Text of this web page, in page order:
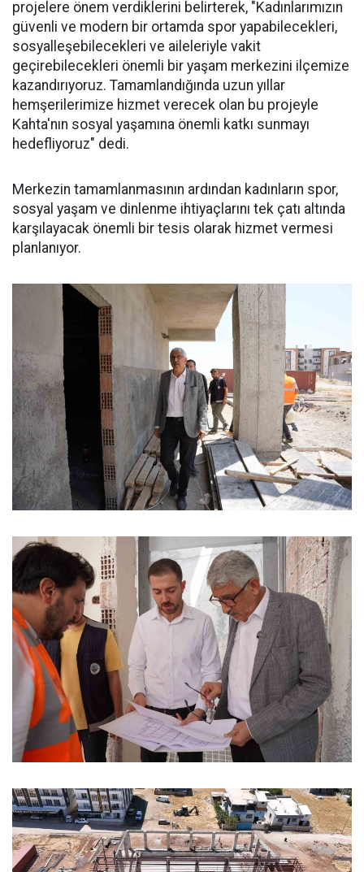
projelere önem verdiklerini belirterek, "Kadınlarımızın
güvenli ve modern bir ortamda spor yapabilecekleri,
sosyalleşebilecekleri ve aileleriyle vakit
geçirebilecekleri önemli bir yaşam merkezini ilçemize
kazandırıyoruz. Tamamlandığında uzun yıllar
hemşerilerimize hizmet verecek olan bu projeyle
Kahta'nın sosyal yaşamına önemli katkı sunmayı
hedefliyoruz" dedi.
Merkezin tamamlanmasının ardından kadınların spor,
sosyal yaşam ve dinlenme ihtiyaçlarını tek çatı altında
karşılayacak önemli bir tesis olarak hizmet vermesi
planlanıyor.